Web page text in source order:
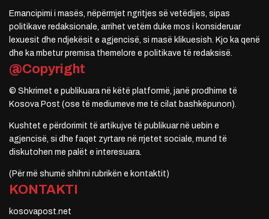
Emancipimi i masës, nëpërmjet ngritjes së vetëdijes, sipas
politikave redaksionale, arrihet vetëm duke mos i konsideruar
lexuesit dhe ndjekësit e agjencisë, si masë klikuesish. Kjo ka qenë
dhe ka mbetur premisa themelore e politikave të redaksisë.
@Copyright
© Shkrimet e publikuara në këtë platformë, janë prodhime të
Kosova Post (ose të mediumeve me të cilat bashkëpunon).
Kushtet e përdorimit të artikujve të publikuar në uebin e
agjencisë, si dhe faqet zyrtare në rrjetet sociale, mund të
diskutohen me palët e interesuara.
(Për më shumë shihni rubrikën e kontaktit)
KONTAKTI
kosovapost.net